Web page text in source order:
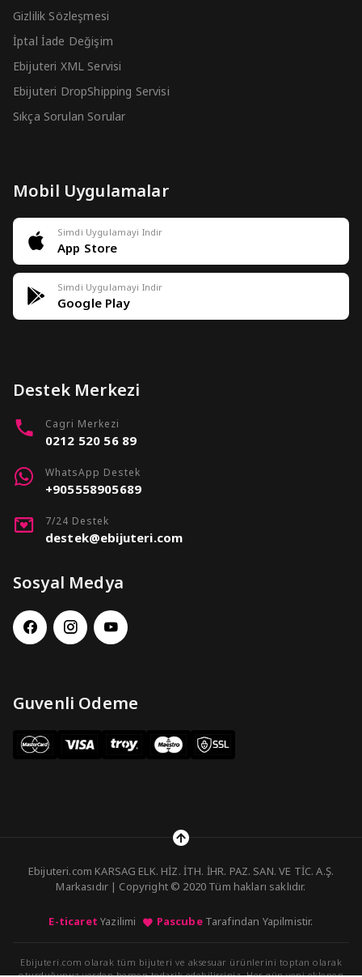
Gizlilik Sözleşmesi
İptal İade Değişim
Ebijuteri XML Servisi
Ebijuteri DropShipping Servisi
Sıkça Sorulan Sorular
Mobil Uygulamalar
Simdi Uygulamayi Indir
App Store
Simdi Uygulamayi Indir
Google Play
Destek Merkezi
Cagri Merkezi
0212 520 56 89
WhatsApp Destek
+905558905689
7/24 Destek
destek@ebijuteri.com
Sosyal Medya
Guvenli Odeme
Ebijuteri.com KARSAG ELK. HİZ. İTH. İHR. PAZ. SAN. VE TİC. A.Ş.
Markasıdır | Copyright © 2020 Tüm hakları saklıdır.
E-ticaret Yazilimi PascubeTarafindan Yapilmistir.
Ebijuteri.com olarak tüm bijuteri ve aksesuar ürünlerini toptan olarak